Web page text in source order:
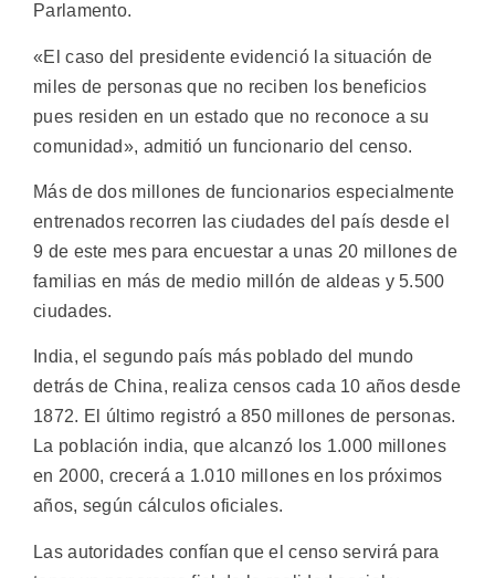
Parlamento.
«El caso del presidente evidenció la situación de
miles de personas que no reciben los beneficios
pues residen en un estado que no reconoce a su
comunidad», admitió un funcionario del censo.
Más de dos millones de funcionarios especialmente
entrenados recorren las ciudades del país desde el
9 de este mes para encuestar a unas 20 millones de
familias en más de medio millón de aldeas y 5.500
ciudades.
India, el segundo país más poblado del mundo
detrás de China, realiza censos cada 10 años desde
1872. El último registró a 850 millones de personas.
La población india, que alcanzó los 1.000 millones
en 2000, crecerá a 1.010 millones en los próximos
años, según cálculos oficiales.
Las autoridades confían que el censo servirá para